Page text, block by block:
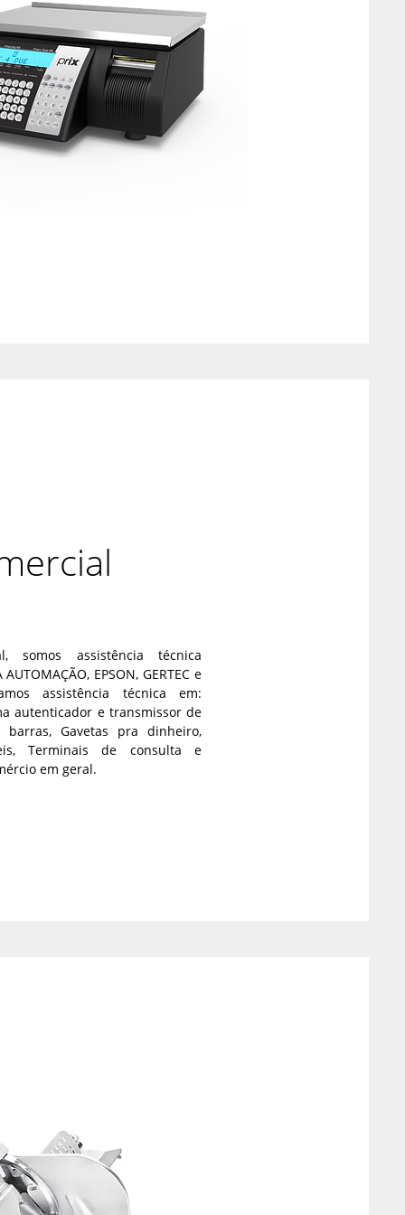
somos assistência técnica
EPSON, GERTEC e
assistência técnica em:
autenticador e transmissor de
Gavetas pra dinheiro,
Terminais de consulta e
em geral.